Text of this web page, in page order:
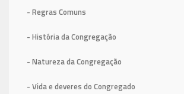
- Regras Comuns
- História da Congregação
- Natureza da Congregação
- Vida e deveres do Congregado